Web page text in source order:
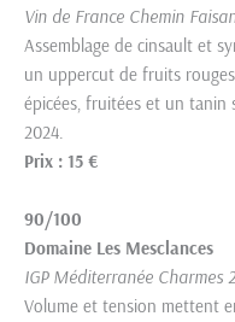
Vin de France Chemin
Assemblage de cinsault et
un uppercut de fruits
épicées, fruitées et un tanin
2024.
Prix : 15 €
90/100
Domaine Les Mesclances
IGP Méditerranée Charmes
Volume et tension mettent